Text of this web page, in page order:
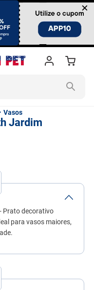
×
Vasos
Jardim
Prato decorativo
para vasos maiores,
MAIS BUSCADOS
ração cachorro
areia
ração
fórmula natural
quatree
ração premier